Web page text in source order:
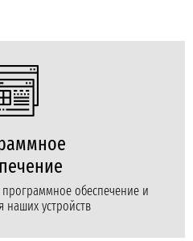
обеспечение и
наших устройств